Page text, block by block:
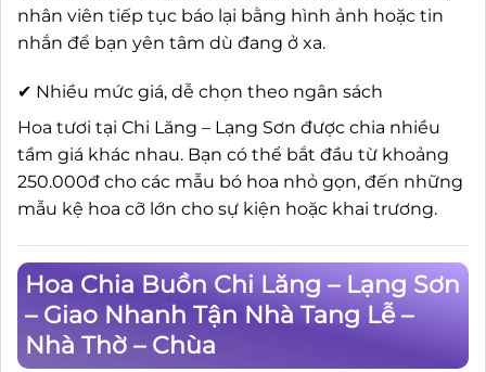
nhân viên tiếp tục báo lại bằng hình ảnh hoặc tin
nhắn để bạn yên tâm dù đang ở xa.
✔ Nhiều mức giá, dễ chọn theo ngân sách
Hoa tươi tại Chi Lăng – Lạng Sơn được chia nhiều
tầm giá khác nhau. Bạn có thể bắt đầu từ khoảng
250.000đ cho các mẫu bó hoa nhỏ gọn, đến những
mẫu kệ hoa cỡ lớn cho sự kiện hoặc khai trương.
Hoa Chia Buồn Chi Lăng – Lạng Sơn
– Giao Nhanh Tận Nhà Tang Lễ –
Nhà Thờ – Chùa